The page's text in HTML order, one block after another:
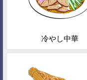
冷やし中華